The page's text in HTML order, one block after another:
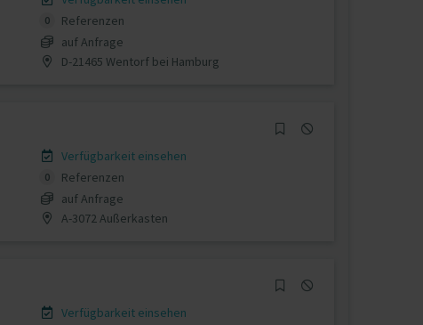
0
Referenzen
auf Anfrage
D-21465 Wentorf bei Hamburg
Verfügbarkeit einsehen
0
Referenzen
auf Anfrage
A-3072 Außerkasten
Verfügbarkeit einsehen